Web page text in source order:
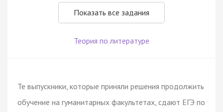
Показать все задания
Теория по литературе
Те выпускники, которые приняли решения продолжить
обучение на гуманитарных факультетах, сдают ЕГЭ по